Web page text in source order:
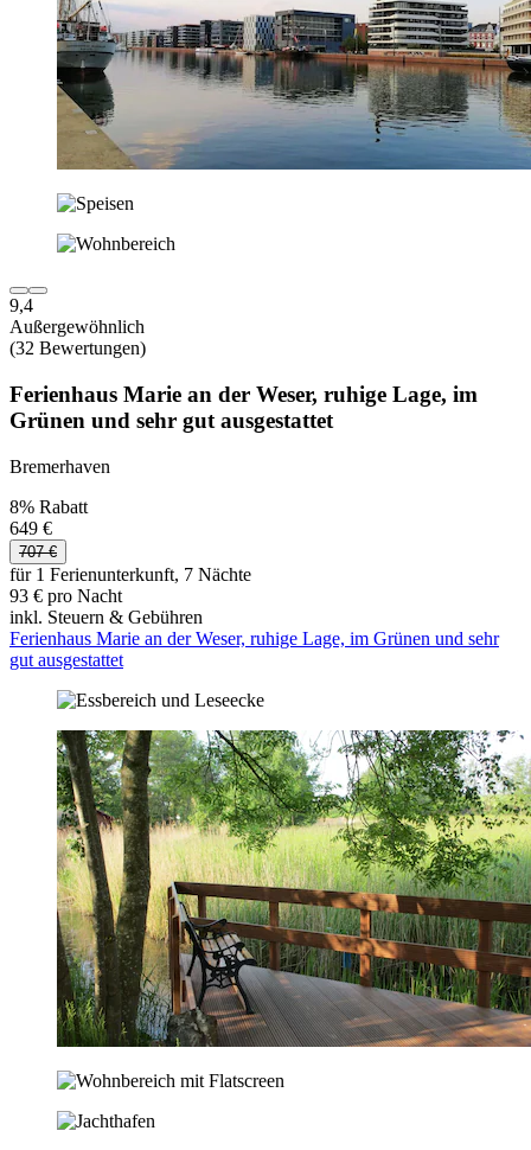
9,4
Außergewöhnlich
(32 Bewertungen)
Ferienhaus Marie an der Weser, ruhige Lage, im
Grünen und sehr gut ausgestattet
Bremerhaven
8% Rabatt
649 €
707 €
für 1 Ferienunterkunft, 7 Nächte
93 € pro Nacht
inkl. Steuern & Gebühren
Ferienhaus Marie an der Weser, ruhige Lage, im Grünen und sehr
gut ausgestattet